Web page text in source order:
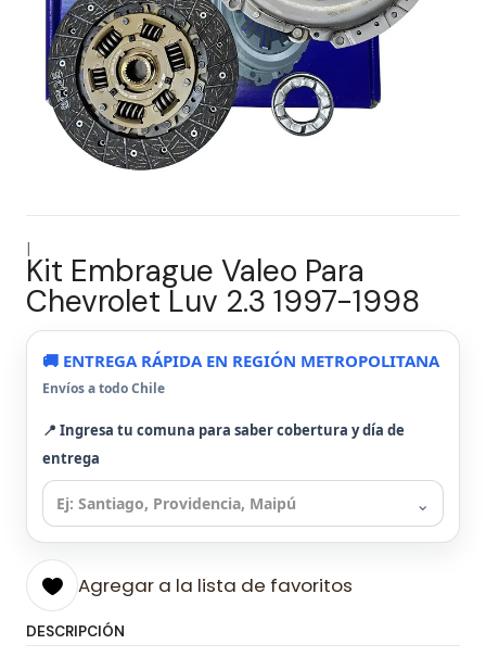
|
Kit Embrague Valeo Para
Chevrolet Luv 2.3 1997-1998
🚚 ENTREGA RÁPIDA EN REGIÓN METROPOLITANA
Envíos a todo Chile
📍 Ingresa tu comuna para saber cobertura y día de
entrega
⌄
Agregar a la lista de favoritos
DESCRIPCIÓN